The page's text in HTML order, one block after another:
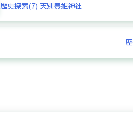
歴史探索(7) 天別豊姫神社